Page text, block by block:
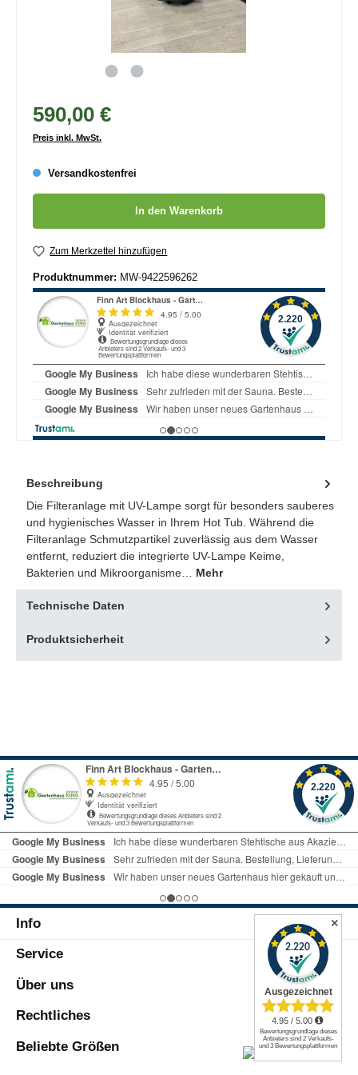
590,00 €
Preis inkl. MwSt.
Versandkostenfrei
In den Warenkorb
Zum Merkzettel hinzufügen
Produktnummer: MW-9422596262
Beschreibung
Die Filteranlage mit UV-Lampe sorgt für besonders sauberes
und hygienisches Wasser in Ihrem Hot Tub. Während die
Filteranlage Schmutzpartikel zuverlässig aus dem Wasser
entfernt, reduziert die integrierte UV-Lampe Keime,
Bakterien und Mikroorganisme… Mehr
Technische Daten
Produktsicherheit
Info
Service
Über uns
Rechtliches
Beliebte Größen
✕